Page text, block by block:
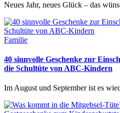
Neues Jahr, neues Glück – das
Familie
40 sinnvolle Geschenke zur
die Schultüte von ABC-Kindern
Im August und September ist es